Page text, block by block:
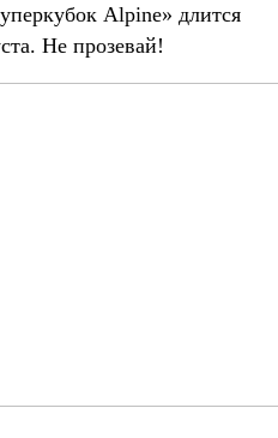
Alpine» длится
Не прозевай!